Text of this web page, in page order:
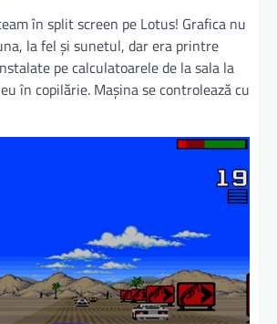
în split screen pe Lotus! Grafica nu
la fel şi sunetul, dar era printre
pe calculatoarele de la sala la
în copilărie. Maşina se controlează cu